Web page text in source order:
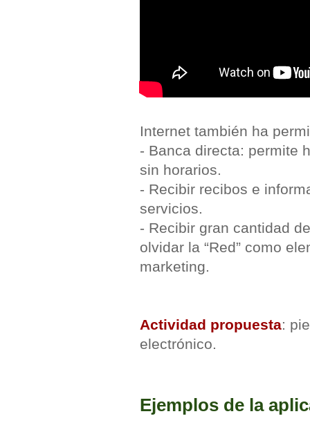
Internet también ha
- Banca directa: permite
sin horarios.
- Recibir recibos e
servicios.
- Recibir gran cantidad
olvidar la “Red” como
marketing.
Actividad propuesta:
electrónico.
Ejemplos de la